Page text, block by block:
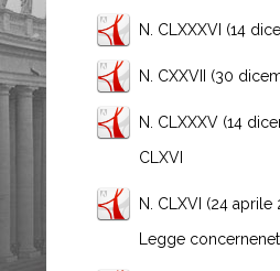
N. CLXXXVI (14
N. CXXVII (30
N. CLXXXV (14
CLXVI
N. CLXVI (24
Legge